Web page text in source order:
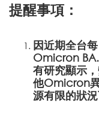
提醒事項：
因近期全台
Omicron
有研究顯示
他Omicron
源有限的狀